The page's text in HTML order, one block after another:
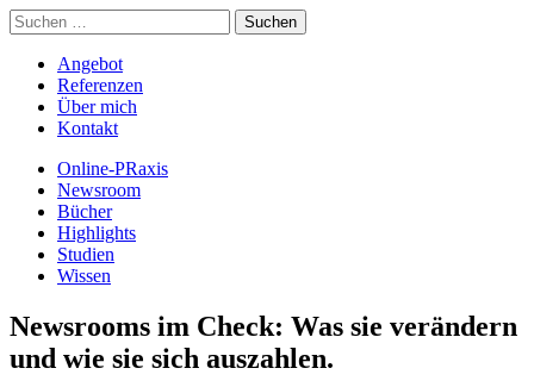
Suchen
nach:
Angebot
Referenzen
Über mich
Kontakt
Online-PRaxis
Newsroom
Bücher
Highlights
Studien
Wissen
Newsrooms im Check: Was sie verändern
und wie sie sich auszahlen.